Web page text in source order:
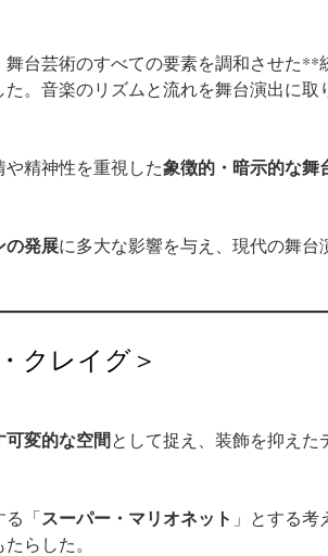
台芸術のすべての要素を調和させた**
。音楽のリズムと流れを舞台演出に取
精神性を重視した象徴的・暗示的な舞
の発展に多大な影響を与え、現代の舞台
クレイグ＞
可変的な空間として捉え、装飾を抑えた
る「スーパー・マリオネット 」とする考
らした。